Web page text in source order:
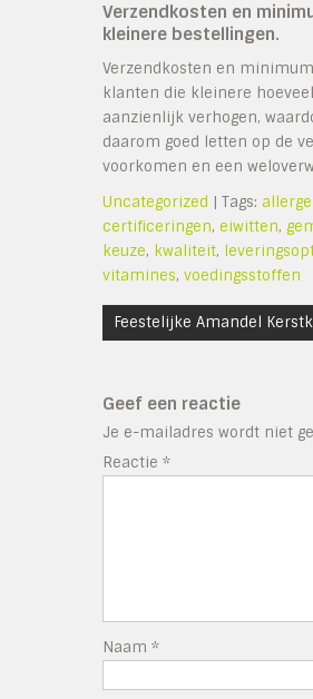
Verzendkosten en
kleinere bestellingen.
Verzendkosten en
klanten die kleinere
aanzienlijk verhogen,
daarom goed letten op de
voorkomen en een
Uncategorized | Tags:
certificeringen, eiwitten,
keuze, kwaliteit,
vitamines, voedingsstoffen
Bericht
navigatie
Feestelijke Amandel
Geef een reactie
Je e-mailadres wordt niet
Reactie *
Naam *